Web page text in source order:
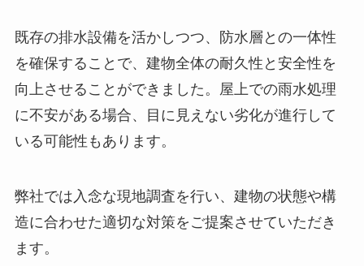
既存の排水設備を活かしつつ、防水層との一体性
を確保することで、建物全体の耐久性と安全性を
向上させることができました。屋上での雨水処理
に不安がある場合、目に見えない劣化が進行して
いる可能性もあります。
弊社では入念な現地調査を行い、建物の状態や構
造に合わせた適切な対策をご提案させていただき
ます。